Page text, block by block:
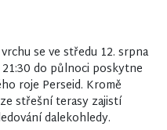
se ve středu 12. srpna
do půlnoci poskytne
roje Perseid. Kromě
střešní terasy zajistí
dalekohledy.